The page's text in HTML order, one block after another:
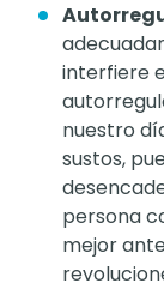
interfiere
nuestro
sustos,
persona
mejor